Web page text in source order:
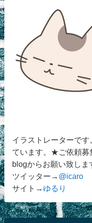
イラストレーターで
ています。★ご依頼
blogからお願い致し
ツイッター→ @icaro
サイト→ ゆるり